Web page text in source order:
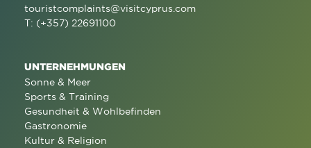
touristcomplaints@visitcyprus.com
T: (+357) 22691100
UNTERNEHMUNGEN
Sonne & Meer
Sports & Training
Gesundheit & Wohlbefinden
Gastronomie
Kultur & Religion